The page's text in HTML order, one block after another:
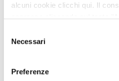
alcuni cookie clicchi qui. Il
espresso cliccando sul tasto
tasto "Rifiuta".
delNecessari
Preferenze
Esito DL CSE Palestra Motti
NOMINA COMMISSIONE 676